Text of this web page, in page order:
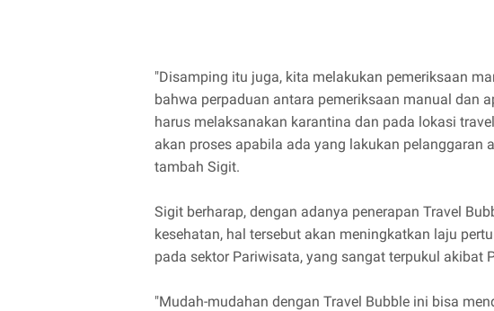
"Disamping itu juga, kita melakukan pemeriksaan
bahwa perpaduan antara pemeriksaan manual dan
harus melaksanakan karantina dan pada lokasi
akan proses apabila ada yang lakukan pelanggaran
tambah Sigit.
Sigit berharap, dengan adanya penerapan Travel
kesehatan, hal tersebut akan meningkatkan laju
pada sektor Pariwisata, yang sangat terpukul akibat
"Mudah-mudahan dengan Travel Bubble ini bisa